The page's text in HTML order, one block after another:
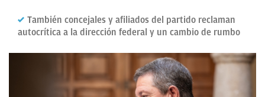
También concejales y afiliados del partido reclaman
autocrítica a la dirección federal y un cambio de rumbo